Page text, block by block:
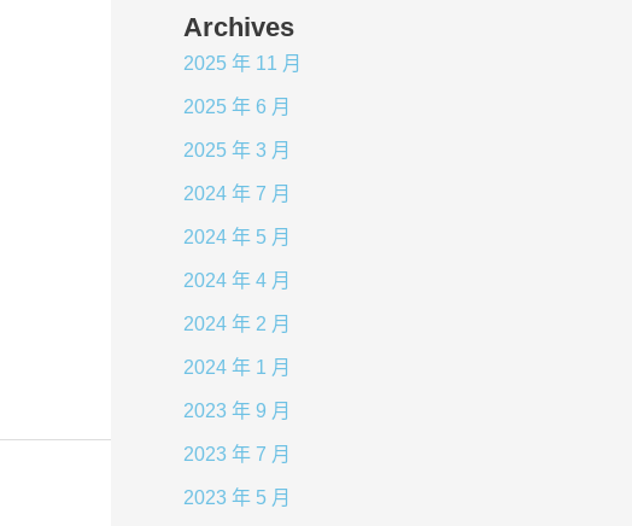
Archives
2025 年 11 月
2025 年 6 月
2025 年 3 月
2024 年 7 月
2024 年 5 月
2024 年 4 月
2024 年 2 月
2024 年 1 月
2023 年 9 月
2023 年 7 月
2023 年 5 月